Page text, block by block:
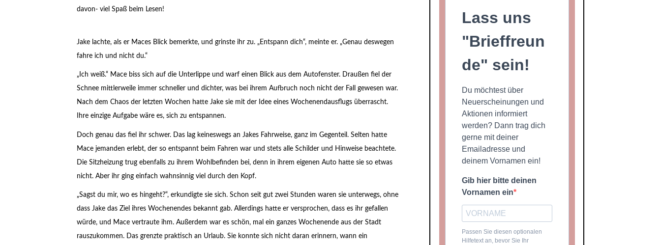
davon- viel Spaß beim Lesen!
Jake lachte, als er Maces Blick bemerkte, und grinste ihr zu. „Entspann dich“, meinte er. „Genau deswegen
fahre ich und nicht du.“
„Ich weiß.“ Mace biss sich auf die Unterlippe und warf einen Blick aus dem Autofenster. Draußen fiel der
Schnee mittlerweile immer schneller und dichter, was bei ihrem Aufbruch noch nicht der Fall gewesen war.
Nach dem Chaos der letzten Wochen hatte Jake sie mit der Idee eines Wochenendausflugs überrascht.
Ihre einzige Aufgabe wäre es, sich zu entspannen.
Doch genau das fiel ihr schwer. Das lag keineswegs an Jakes Fahrweise, ganz im Gegenteil. Selten hatte
Mace jemanden erlebt, der so entspannt beim Fahren war und stets alle Schilder und Hinweise beachtete.
Die Sitzheizung trug ebenfalls zu ihrem Wohlbefinden bei, denn in ihrem eigenen Auto hatte sie so etwas
nicht. Aber ihr ging einfach wahnsinnig viel durch den Kopf.
„Sagst du mir, wo es hingeht?“, erkundigte sie sich. Schon seit gut zwei Stunden waren sie unterwegs, ohne
dass Jake das Ziel ihres Wochenendes bekannt gab. Allerdings hatte er versprochen, dass es ihr gefallen
würde, und Mace vertraute ihm. Außerdem war es schön, mal ein ganzes Wochenende aus der Stadt
rauszukommen. Das grenzte praktisch an Urlaub. Sie konnte sich nicht daran erinnern, wann ein
Lass uns
"Brieffreun
de" sein!
Du möchtest über
Neuerscheinungen und
Aktionen informiert
werden? Dann trag dich
gerne mit deiner
Emailadresse und
deinem Vornamen ein!
Gib hier bitte deinen
Vornamen ein
Passen Sie diesen optionalen
Hilfetext an, bevor Sie Ihr